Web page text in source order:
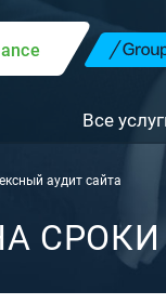
Все
аудит сайта